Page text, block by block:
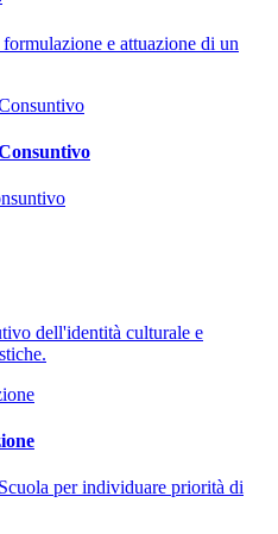
e attuazione di un
dell'identità culturale e
per individuare priorità di